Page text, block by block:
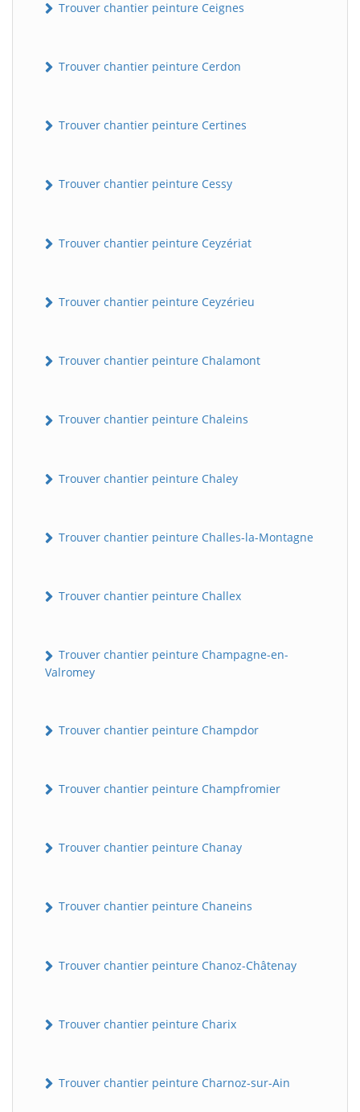
Trouver chantier peinture Ceignes
Trouver chantier peinture Cerdon
Trouver chantier peinture Certines
Trouver chantier peinture Cessy
Trouver chantier peinture Ceyzériat
Trouver chantier peinture Ceyzérieu
Trouver chantier peinture Chalamont
Trouver chantier peinture Chaleins
Trouver chantier peinture Chaley
Trouver chantier peinture Challes-la-Montagne
Trouver chantier peinture Challex
Trouver chantier peinture Champagne-en-
Valromey
Trouver chantier peinture Champdor
Trouver chantier peinture Champfromier
Trouver chantier peinture Chanay
Trouver chantier peinture Chaneins
Trouver chantier peinture Chanoz-Châtenay
Trouver chantier peinture Charix
Trouver chantier peinture Charnoz-sur-Ain